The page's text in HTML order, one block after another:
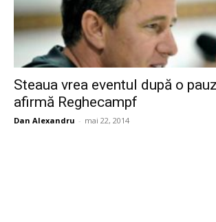
Steaua vrea eventul după o
afirmă Reghecampf
Dan Alexandru - mai 22, 2014